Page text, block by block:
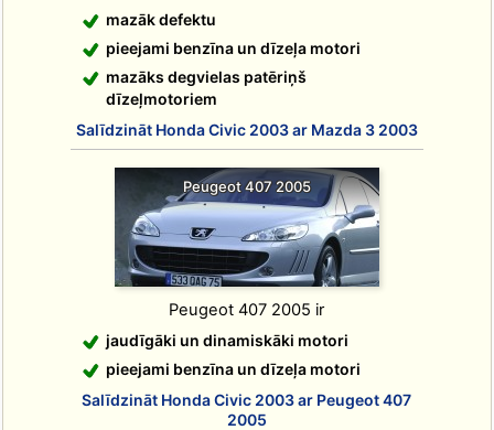
mazāk defektu
pieejami benzīna un dīzeļa motori
mazāks degvielas patēriņš
dīzeļmotoriem
Salīdzināt Honda Civic 2003 ar Mazda 3 2003
Peugeot 407 2005
Peugeot 407 2005 ir
jaudīgāki un dinamiskāki motori
pieejami benzīna un dīzeļa motori
Salīdzināt Honda Civic 2003 ar Peugeot 407
2005